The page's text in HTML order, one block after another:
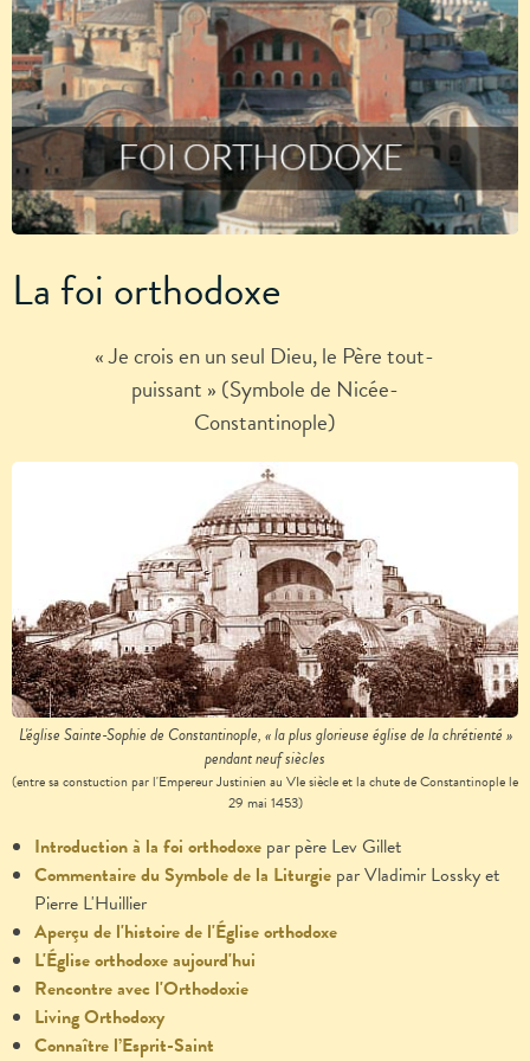
La foi orthodoxe
« Je crois en un seul Dieu, le Père tout-
puissant » (Symbole de Nicée-
Constantinople)
L'église Sainte-Sophie de Constantinople, « la plus glorieuse église de la chrétienté »
pendant neuf siècles
(entre sa constuction par l'Empereur Justinien au VIe siècle et la chute de Constantinople le
29 mai 1453)
Introduction à la foi orthodoxe par père Lev Gillet
Commentaire du Symbole de la Liturgie par Vladimir Lossky et
Pierre L'Huillier
Aperçu de l'histoire de l'Église orthodoxe
L'Église orthodoxe aujourd'hui
Rencontre avec l'Orthodoxie
Living Orthodoxy
Connaître l’Esprit-Saint